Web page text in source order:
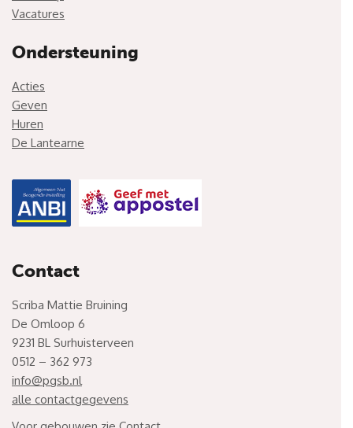
Vacatures
Ondersteuning
Acties
Geven
Huren
De Lantearne
Contact
Scriba Mattie Bruining
De Omloop 6
9231 BL Surhuisterveen
0512 – 362 973
info@pgsb.nl
alle contactgegevens